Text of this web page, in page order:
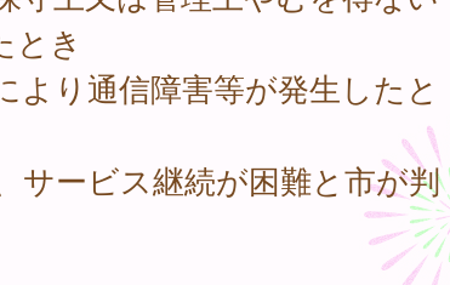
とき
り通信障害等が発生したと
ービス継続が困難と市が判